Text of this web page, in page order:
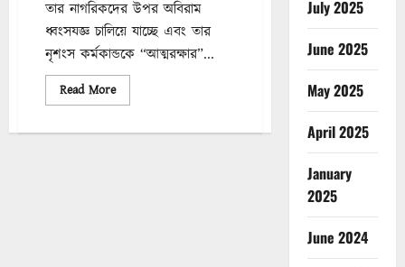
তার নাগরিকদের উপর অবিরাম
ধ্বংসযজ্ঞ চালিয়ে যাচ্ছে এবং তার
নৃশংস কর্মকান্ডকে “আত্মরক্ষার”...
Read MoreRead
more
গণহত্যা
July 2025
June 2025
May 2025
April 2025
January
2025
June 2024